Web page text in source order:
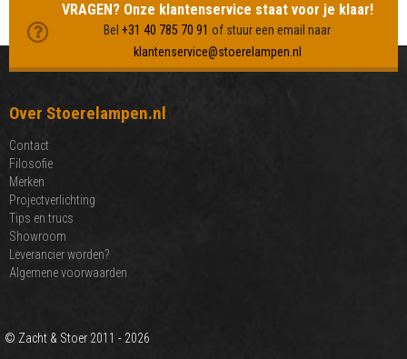
VRAGEN? Onze klantenservice staat voor je klaar!
Bel +31 40 785 70 91 of stuur een email naar
klantenservice@stoerelampen.nl
Over Stoerelampen.nl
Contact
Filosofie
Merken
Projectverlichting
Tips en trucs
Showroom
Leverancier worden?
Algemene voorwaarden
© Zacht & Stoer 2011 - 2026